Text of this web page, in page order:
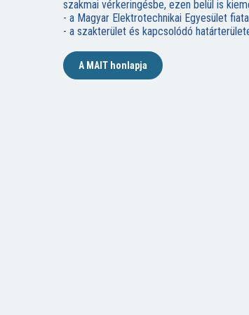
szakmai vérkeringésbe, ezen belül is
- a Magyar Elektrotechnikai Egyesület
- a szakterület és kapcsolódó
A MAIT honlapja